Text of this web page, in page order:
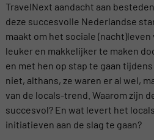
TravelNext aandacht aan
deze succesvolle Nederlandse
maakt om het sociale
leuker en makkelijker te maken
en met hen op stap te gaan
niet, althans, ze waren er al wel,
van de locals-trend. Waarom zijn
succesvol? En wat levert het
initiatieven aan de slag te gaan?